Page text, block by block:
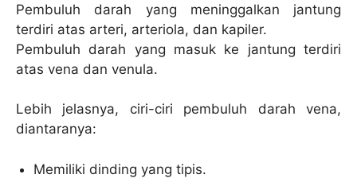
Pembuluh darah yang meninggalkan jantung
terdiri atas arteri, arteriola, dan kapiler.
Pembuluh darah yang masuk ke jantung terdiri
atas vena dan venula.
Lebih jelasnya, ciri-ciri pembuluh darah vena,
diantaranya:
Memiliki dinding yang tipis.